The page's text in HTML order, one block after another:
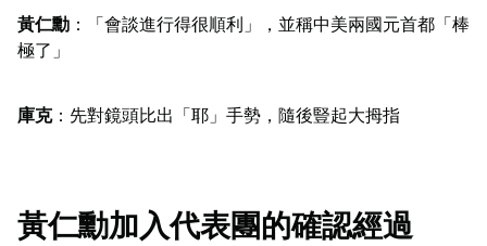
黃仁勳 ：「會談進行得很順利」，並稱中美兩國元首都「棒
極了」
庫克：先對鏡頭比出「耶」手勢，隨後豎起大拇指
黃仁勳加入代表團的確認經過